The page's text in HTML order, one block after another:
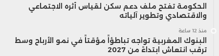
الحكومة تفتح ملف دعم سكن لقياس أثره الاجتماعي
والاقتصادي وتطوير آلياته
منذ 12 ساعة
البنوك المغربية تواجه تباطؤاً مؤقتاً في نمو الأرباح وسط
ترقب انتعاش ابتداءً من 2027